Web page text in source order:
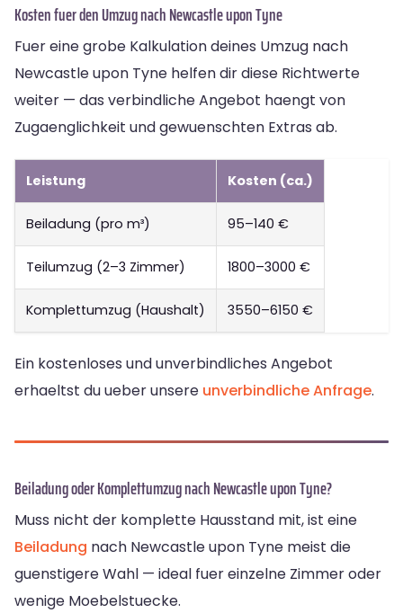
Kosten fuer den Umzug nach Newcastle upon Tyne
Fuer eine grobe Kalkulation deines Umzug nach
Newcastle upon Tyne helfen dir diese Richtwerte
weiter — das verbindliche Angebot haengt von
Zugaenglichkeit und gewuenschten Extras ab.
Leistung Kosten (ca.)
Beiladung (pro m³) 95–140 €
Teilumzug (2–3 Zimmer) 1800–3000 €
Komplettumzug (Haushalt) 3550–6150 €
Ein kostenloses und unverbindliches Angebot
erhaeltst du ueber unsere unverbindliche Anfrage.
Beiladung oder Komplettumzug nach Newcastle upon Tyne?
Muss nicht der komplette Hausstand mit, ist eine
Beiladung nach Newcastle upon Tyne meist die
guenstigere Wahl — ideal fuer einzelne Zimmer oder
wenige Moebelstuecke.